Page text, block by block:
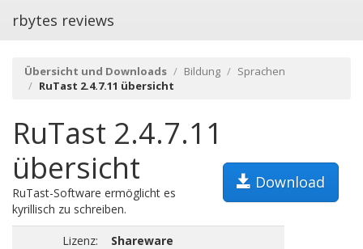
rbytes reviews
Übersicht und Downloads Bildung
Sprachen
RuTast 2.4.7.11 übersicht
RuTast 2.4.7.11
übersicht
Download
RuTast-Software ermöglicht es
kyrillisch zu schreiben.
Lizenz:
Shareware